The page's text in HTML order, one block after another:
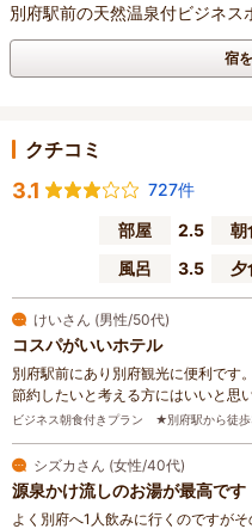
別府駅前の天然温泉付ビジネス
宿
クチコミ
3.1
727件
部屋
2.5 朝
風呂
3.5 夕
けいさん (男性/50代)
コスパがいいホテル
別府駅前にあり別府観光に便利です
節約したいと考える方にはいいと思
ビジネス朝食付きプラン ★別府駅から徒
シズカさん (女性/40代)
源泉かけ流しのお湯が最高です
よく別府へ1人飲みに行くのですが